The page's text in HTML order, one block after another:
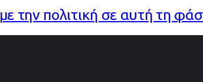
την πολιτική σε αυτή τη